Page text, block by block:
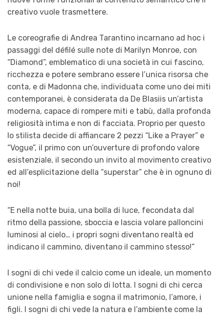
creativo vuole trasmettere.
Le coreografie di Andrea Tarantino incarnano ad hoc i
passaggi del défilé sulle note di Marilyn Monroe, con
“Diamond”, emblematico di una società in cui fascino,
ricchezza e potere sembrano essere l’unica risorsa che
conta, e di Madonna che, individuata come uno dei miti
contemporanei, è considerata da De Blasiis un’artista
moderna, capace di rompere miti e tabù, dalla profonda
religiosità intima e non di facciata. Proprio per questo
lo stilista decide di affiancare 2 pezzi “Like a Prayer” e
“Vogue”, il primo con un’ouverture di profondo valore
esistenziale, il secondo un invito al movimento creativo
ed all’esplicitazione della “superstar” che è in ognuno di
noi!
“E nella notte buia, una bolla di luce, fecondata dal
ritmo della passione, sboccia e lascia volare palloncini
luminosi al cielo… i propri sogni diventano realtà ed
indicano il cammino, diventano il cammino stesso!”
I sogni di chi vede il calcio come un ideale, un momento
di condivisione e non solo di lotta. I sogni di chi cerca
unione nella famiglia e sogna il matrimonio, l’amore, i
figli. I sogni di chi vede la natura e l’ambiente come la